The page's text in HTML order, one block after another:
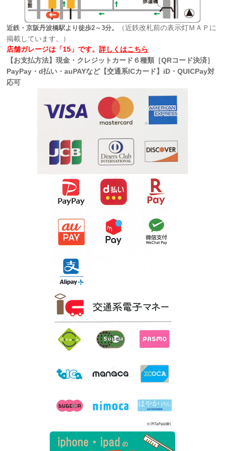
近鉄・京阪丹波橋駅より徒歩2～3分。
（近鉄改札前の表示灯ＭＡＰに
掲載しています。）
店舗ガレージは「15」です。詳しくはこちら
【お支払方法】現金・クレジットカード６種類［QRコード決済］
PayPay・d払い・auPAYなど【交通系ICカード】iD・QUICPay対
応可